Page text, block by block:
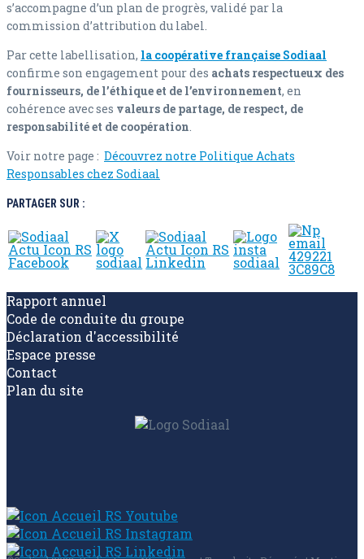
s’accompagne d’un plan de progrès, validé par la
commission d’attribution du label.
Par cette labellisation, la coopérative française Sodiaal
confirme son engagement pour des achats respectueux des
fournisseurs, de l’éthique et de l’environnement, en
cohérence avec ses valeurs de partage, de respect, de
responsabilité et de coopération
Voir notre page : Découvrez notre Politique Achats
Responsables chez Sodiaal
PARTAGER SUR :
Rapport annuel
Code de conduite du groupe
Déclaration d'accessibilité
Espace presse
Contact
Plan du site